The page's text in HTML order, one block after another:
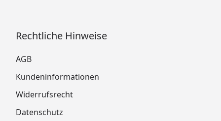
Rechtliche Hinweise
AGB
Kundeninformationen
Widerrufsrecht
Datenschutz